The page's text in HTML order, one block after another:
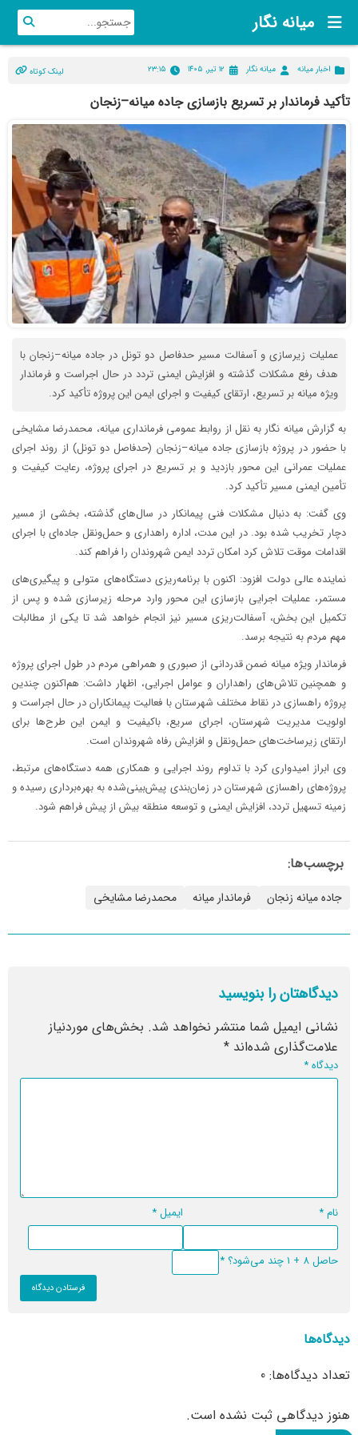
میانه نگار
اخبار میانه میانه نگار ۱۲ تیر, ۱۴۰۵ ۲۳:۱۵ لینک کوتاه
تأکید فرماندار بر تسریع بازسازی جاده میانه–زنجان
عملیات زیرسازی و آسفالت مسیر حدفاصل دو تونل در جاده میانه–زنجان با
هدف رفع مشکلات گذشته و افزایش ایمنی تردد در حال اجراست و فرماندار
ویژه میانه بر تسریع، ارتقای کیفیت و اجرای ایمن این پروژه تأکید کرد.
به گزارش میانه نگار به نقل از روابط عمومی فرمانداری میانه، محمدرضا مشایخی
با حضور در پروژه بازسازی جاده میانه–زنجان (حدفاصل دو تونل) از روند اجرای
عملیات عمرانی این محور بازدید و بر تسریع در اجرای پروژه، رعایت کیفیت و
تأمین ایمنی مسیر تأکید کرد.
وی گفت: به دنبال مشکلات فنی پیمانکار در سال‌های گذشته، بخشی از مسیر
دچار تخریب شده بود. در این مدت، اداره راهداری و حمل‌ونقل جاده‌ای با اجرای
اقدامات موقت تلاش کرد امکان تردد ایمن شهروندان را فراهم کند.
نماینده عالی دولت افزود: اکنون با برنامه‌ریزی دستگاه‌های متولی و پیگیری‌های
مستمر، عملیات اجرایی بازسازی این محور وارد مرحله زیرسازی شده و پس از
تکمیل این بخش، آسفالت‌ریزی مسیر نیز انجام خواهد شد تا یکی از مطالبات
مهم مردم به نتیجه برسد.
فرماندار ویژه میانه ضمن قدردانی از صبوری و همراهی مردم در طول اجرای پروژه
و همچنین تلاش‌های راهداران و عوامل اجرایی، اظهار داشت: هم‌اکنون چندین
پروژه راهسازی در نقاط مختلف شهرستان با فعالیت پیمانکاران در حال اجراست و
اولویت مدیریت شهرستان، اجرای سریع، باکیفیت و ایمن این طرح‌ها برای
ارتقای زیرساخت‌های حمل‌ونقل و افزایش رفاه شهروندان است.
وی ابراز امیدواری کرد با تداوم روند اجرایی و همکاری همه دستگاه‌های مرتبط،
پروژه‌های راهسازی شهرستان در زمان‌بندی پیش‌بینی‌شده به بهره‌برداری رسیده و
زمینه تسهیل تردد، افزایش ایمنی و توسعه منطقه بیش از پیش فراهم شود.
برچسب‌ها:
جاده میانه زنجان فرماندار میانه محمدرضا مشایخی
دیدگاهتان را بنویسید
نشانی ایمیل شما منتشر نخواهد شد. بخش‌های موردنیاز
علامت‌گذاری شده‌اند *
دیدگاه*
نام* ایمیل*
حاصل 8 + 1 چند می‌شود؟ *
دیدگاه‌ها
تعداد دیدگاه‌ها: 0
هنوز دیدگاهی ثبت نشده است.